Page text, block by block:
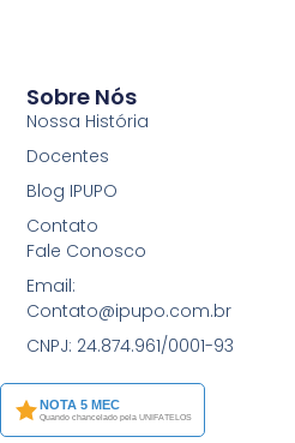
NOTA 5 MEC
Quando chancelado pela UNIFATELOS
Sobre Nós
Nossa História
Docentes
Blog IPUPO
Contato
Fale Conosco
Email:
Contato@ipupo.com.br
CNPJ: 24.874.961/0001-93